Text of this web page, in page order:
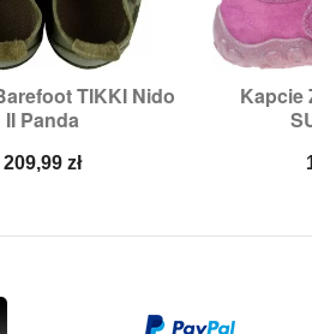
TIKKI Nido
II Panda
Cena
209,99 zł
podgląd
22,
Kapcie
